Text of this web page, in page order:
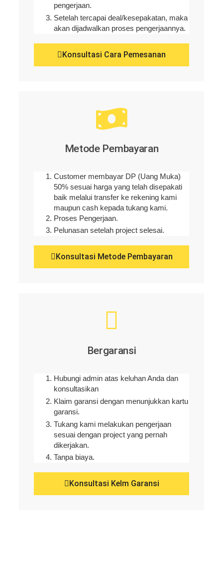
pengerjaan.
Setelah tercapai deal/kesepakatan, maka
akan dijadwalkan proses pengerjaannya.
Konsultasi Cara Pemesanan
Metode Pembayaran
Customer membayar DP (Uang Muka)
50% sesuai harga yang telah disepakati
baik melalui transfer ke rekening kami
maupun cash kepada tukang kami.
Proses Pengerjaan.
Pelunasan setelah project selesai.
Konsultasi Metode Pembayaran
Bergaransi
Hubungi admin atas keluhan Anda dan
konsultasikan
Klaim garansi dengan menunjukkan kartu
garansi.
Tukang kami melakukan pengerjaan
sesuai dengan project yang pernah
dikerjakan.
Tanpa biaya.
Konsultasi Kelm Garansi